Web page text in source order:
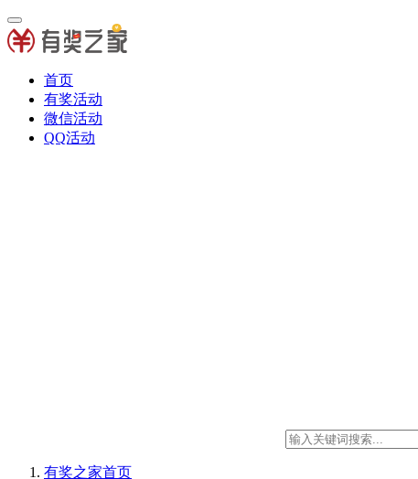
首页
有奖活动
微信活动
QQ活动
有奖之家首页